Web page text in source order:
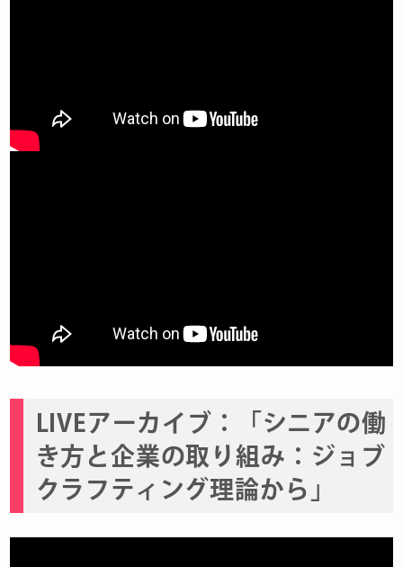
LIVEアーカイブ：「シニアの働
き方と企業の取り組み：ジョブ
クラフティング理論から」